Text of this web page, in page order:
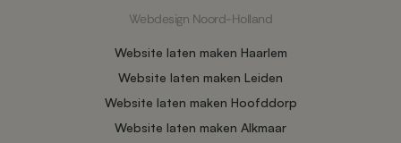
Webdesign Noord-Holland
Website laten maken Haarlem
Website laten maken Leiden
Website laten maken Hoofddorp
Website laten maken Alkmaar